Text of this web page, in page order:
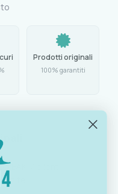
Prodotti originali
100% garantiti
BAK-7 e lenti